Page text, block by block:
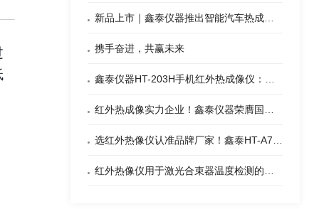
新品上市｜鑫泰仪器推出智能汽车热成像一体机
携手奋进，共赢未来
鑫泰仪器HT-203H手机红外热成像仪：手机秒变专业热像仪？
红外热成像实力企业！鑫泰仪器荣膺国家级专精特新 “小巨人”
选红外热像仪认准品牌厂家！鑫泰HT-A703单目手持热像望远镜企业，品质保障！
红外热像仪用于激光合束器温度检测的优势